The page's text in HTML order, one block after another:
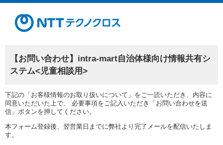
【お問い合わせ】intra-mart自治体様向け情報共有シ
ステム<児童相談用>
下記の「お客様情報のお取り扱いについて」をご一読いただき、内容に
同意いただいた上で、 必要事項をご記入いただき「お問い合わせを送
信」ボタンを押してください。
本フォーム登録後、翌営業日までに弊社より完了メールを配信いたしま
す。